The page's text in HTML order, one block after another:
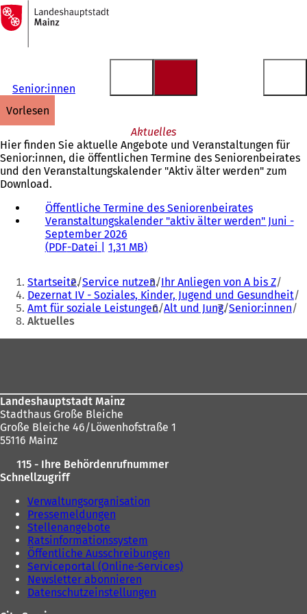
Inhalt anspringen
Zur
Startseite
Senior:innen
vorlesen
Aktuelles
Hier finden Sie aktuelle Angebote und Veranstaltungen für
Senior:innen, die öffentlichen Termine des Seniorenbeirates
und den Veranstaltungskalender "Aktiv älter werden" zum
Download.
Öffentliche Termine des Seniorenbeirates(
Ö
t
i
n
i
n
Veranstaltungskalender "aktiv älter werden" Juni -
September 2026
PDF-Datei 1,31 MB
Sie
befinden
sich
Startseite Service nutzen Ihr Anliegen von A bis Z
Dezernat IV - Soziales, Kinder, Jugend und Gesundheit
Amt für soziale Leistungen Alt und Jung Senior:innen
Aktuelles
Landeshauptstadt Mainz
Stadthaus Große Bleiche
Große Bleiche 46/Löwenhofstraße 1
55116 Mainz
115 - Ihre Behördenrufnummer
Schnellzugriff
Verwaltungsorganisation
Pressemeldungen
Stellenangebote
Ratsinformationssystem
Öffentliche Ausschreibungen
Serviceportal (Online-Services)
Newsletter abonnieren
Datenschutzeinstellungen